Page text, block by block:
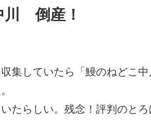
川 倒産！
集していたら「鰻のねどこ
たらしい。残念！評判のと